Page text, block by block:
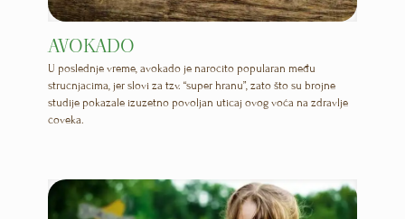
AVOKADO
U poslednje vreme, avokado je naročito popularan među
stručnjacima, jer slovi za tzv. “super hranu”, zato što su brojne
studije pokazale izuzetno povoljan uticaj ovog voća na zdravlje
čoveka.